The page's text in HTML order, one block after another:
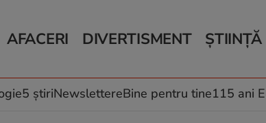
AFACERI
Auto
Locuri de muncă
DIVERTISMENT
Horoscop
Muzică și Filme
ȘTIINȚĂ
Schimbări
5 știriNewslettereBine pentru tine115 ani